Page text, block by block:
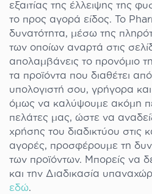
εξαιτίας της έλλειψης της
το προς αγορά είδος. Το
δυνατότητα, μέσω της
των οποίων αναρτά στις
απολαμβάνεις το προνόμιο
τα προϊόντα που διαθέτει
υπολογιστή σου, γρήγορα
όμως να καλύψουμε ακόμη
πελάτες μας, ώστε να
χρήσης του διαδικτύου στις
αγορές, προσφέρουμε τη
των προϊόντων. Μπορείς να
και την Διαδικασία
εδώ.